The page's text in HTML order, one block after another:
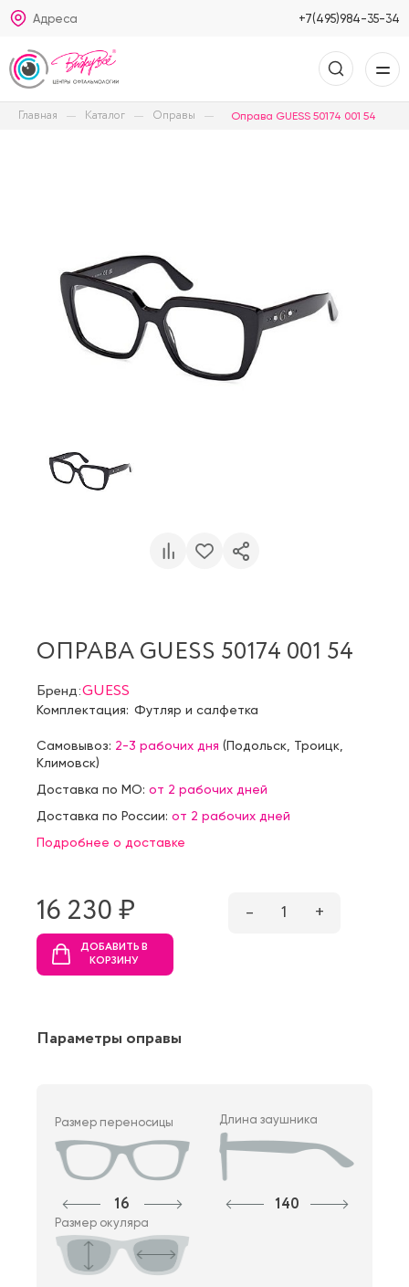
Адреса +7(495)984-35-34
Главная Каталог Оправы Оправа GUESS 50174 001 54
ОПРАВА GUESS 50174 001 54
Бренд:GUESS
Комплектация: Футляр и салфетка
Самовывоз: 2-3 рабочих дня (Подольск Троицк
Климовск)
Доставка по МО: от 2 рабочих дней
Доставка по России: от 2 рабочих дней
Подробнее о доставке
16 230 ₷ – 1 +
ДОБАВИТЬ В
КОРЗИНУ
Параметры оправы
Размер переносицы
16
Длина заушника
140
Размер окуляра